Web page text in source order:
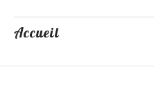
Accueil